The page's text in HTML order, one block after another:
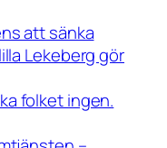
att sänka
Lekeberg gör
folket ingen.